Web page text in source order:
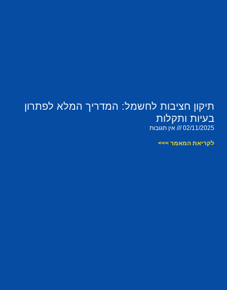
תיקון חציבות לחשמל: המדריך המלא לפתרון
בעיות ותקלות
02/11/2025 אין תגובות
לקריאת המאמר >>>